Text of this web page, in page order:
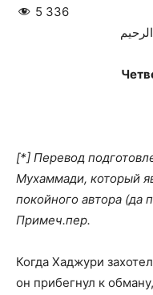
5 336
[*] Перевод
Мухаммади, который
покойного автора (да
Примеч.пер.
Когда Хаджури
он прибегнул к